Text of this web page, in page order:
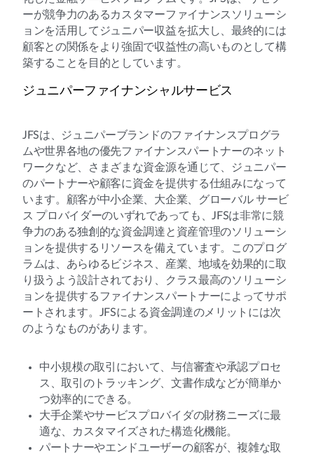
ーが競争力のあるカスタマーファイナンスソリューシ
ョンを活用してジュニパー収益を拡大し、最終的には
顧客との関係をより強固で収益性の高いものとして構
築することを目的としています。
ジュニパーファイナンシャルサービス
JFSは、ジュニパーブランドのファイナンスプログラ
ムや世界各地の優先ファイナンスパートナーのネット
ワークなど、さまざまな資金源を通じて、ジュニパー
のパートナーや顧客に資金を提供する仕組みになって
います。顧客が中小企業、大企業、グローバル サービ
ス プロバイダーのいずれであっても、JFSは非常に競
争力のある独創的な資金調達と資産管理のソリューシ
ョンを提供するリソースを備えています。このプログ
ラムは、あらゆるビジネス、産業、地域を効果的に取
り扱うよう設計されており、クラス最高のソリューシ
ョンを提供するファイナンスパートナーによってサポ
ートされます。JFSによる資金調達のメリットには次
のようなものがあります。
中小規模の取引において、与信審査や承認プロセ
ス、取引のトラッキング、文書作成などが簡単か
つ効率的にできる。
大手企業やサービスプロバイダの財務ニーズに最
適な、カスタマイズされた構造化機能。
パートナーやエンドユーザーの顧客が、複雑な取